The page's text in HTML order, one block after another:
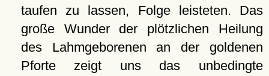
taufen zu lassen, Folge leisteten. Das
große Wunder der plötzlichen Heilung
des Lahmgeborenen an der goldenen
Pforte zeigt uns das unbedingte